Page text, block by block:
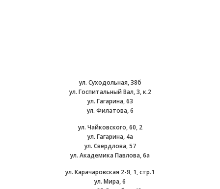
ул. Суходольная, 38б
ул. Госпитальный Вал, 3, к.2
ул. Гагарина, 63
ул. Филатова, 6
ул. Чайковского, 60, 2
ул. Гагарина, 4а
ул. Свердлова, 57
ул. Академика Павлова, 6а
ул. Карачаровская 2-Я, 1, стр.1
ул. Мира, 6